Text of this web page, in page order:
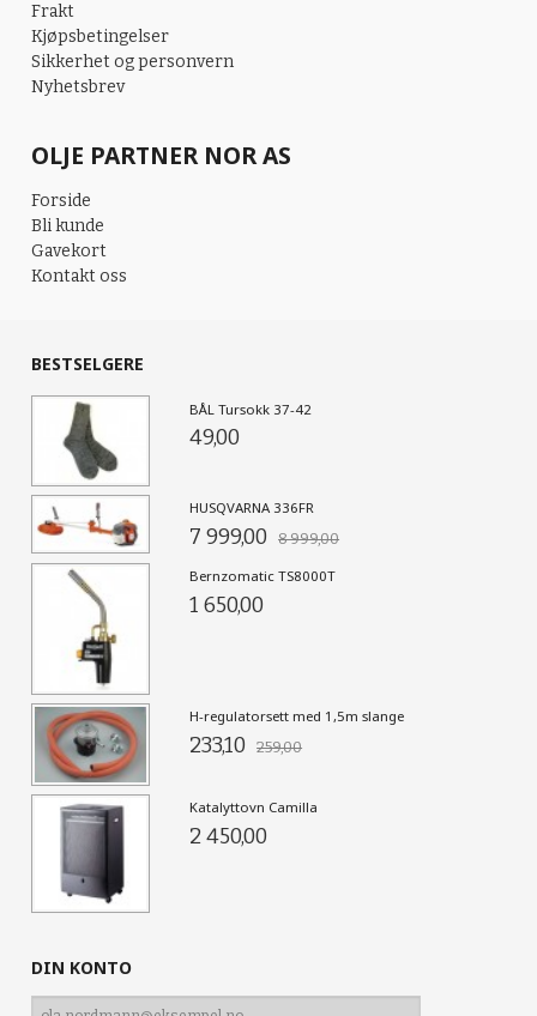
Frakt
Kjøpsbetingelser
Sikkerhet og personvern
Nyhetsbrev
OLJE PARTNER NOR AS
Forside
Bli kunde
Gavekort
Kontakt oss
BESTSELGERE
BÅL Tursokk 37-42
49,00
HUSQVARNA 336FR
7 999,00 8 999,00
Bernzomatic TS8000T
1 650,00
H-regulatorsett med 1,5m slange
233,10 259,00
Katalyttovn Camilla
2 450,00
DIN KONTO